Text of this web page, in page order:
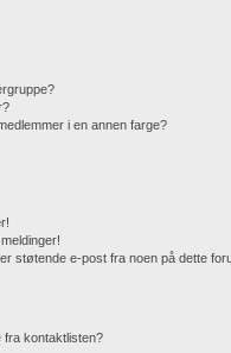
i en annen farge?
støtende e-post fra noen på dette
fra kontaktlisten?